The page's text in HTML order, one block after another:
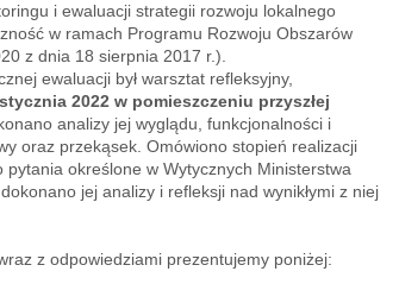
i ewaluacji strategii rozwoju lokalnego
w ramach Programu Rozwoju Obszarów
z dnia 18 sierpnia 2017 r.).
ewaluacji był warsztat refleksyjny,
2022 w pomieszczeniu przyszłej
analizy jej wyglądu, funkcjonalności i
oraz przekąsek. Omówiono stopień realizacji
określone w Wytycznych Ministerstwa
jej analizy i refleksji nad wynikłymi z niej
z odpowiedziami prezentujemy poniżej: